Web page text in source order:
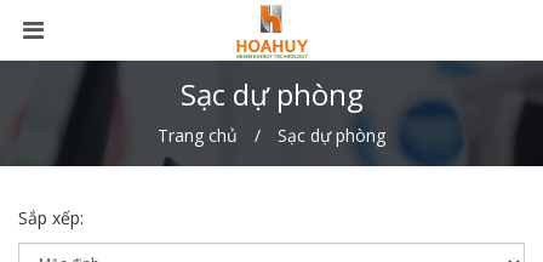
Sạc dự phòng
Trang chủ Sạc dự phòng
Sắp xếp: